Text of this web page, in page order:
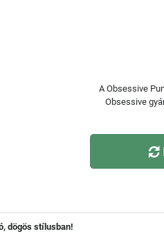
A Obsessive
Obsessive
dögös stílusban!